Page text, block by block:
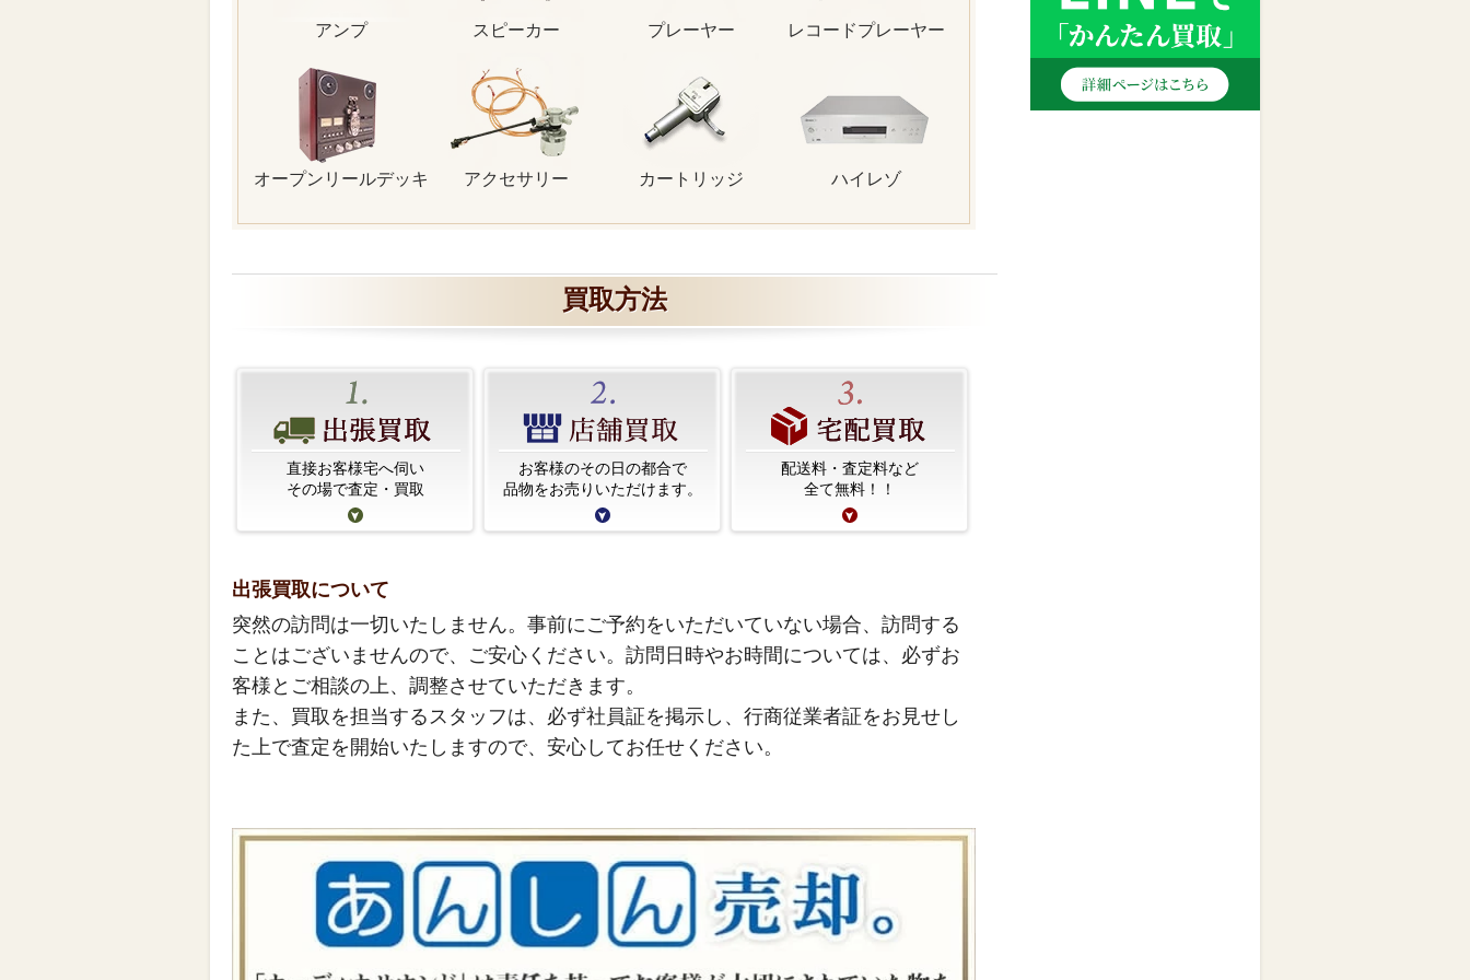
アンプ スピーカー プレーヤー レコードプレーヤー
オープンリールデッキ アクセサリー カートリッジ ハイレゾ
買取方法
直接お客様宅へ伺い
その場で査定・買取
お客様のその日の都合で
品物をお売りいただけます。
配送料・査定料など
全て無料！！
出張買取について
突然の訪問は一切いたしません。事前にご予約をいただいていない場合、訪問する
ことはございませんので、ご安心ください。訪問日時やお時間については、必ずお
客様とご相談の上、調整させていただきます。
また、買取を担当するスタッフは、必ず社員証を掲示し、行商従業者証をお見せし
た上で査定を開始いたしますので、安心してお任せください。